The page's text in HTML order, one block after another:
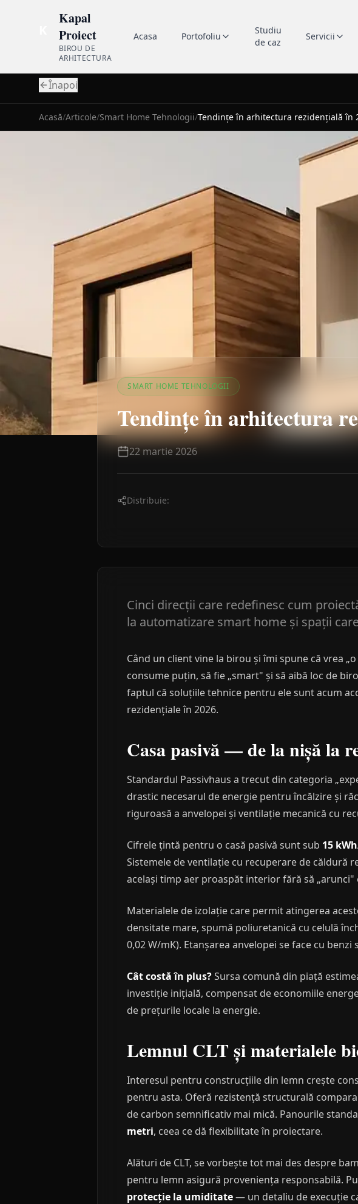
Kapal
Proiect
BIROU DE
ARHITECTURA
Acasa Portofoliu
Studiu
de caz
Servicii
Înapoi
Acasă/Articole/Smart Home Tehnologii/Tendințe în arhitectura rezidențială în
SMART HOME TEHNOLOGII
Tendințe în arhitectura
22 martie 2026
Distribuie:
Cinci direcții care redefinesc cum
la automatizare smart home și spații
Când un client vine la birou și îmi spune că vrea
consume puțin, să fie „smart" și să aibă loc de
faptul că soluțiile tehnice pentru ele sunt acum
rezidențiale în 2026.
Casa pasivă — de la nișă la
Standardul Passivhaus a trecut din categoria
drastic necesarul de energie pentru încălzire și
riguroasă a anvelopei și ventilație mecanică cu
Cifrele țintă pentru o casă pasivă sunt sub 15
Sistemele de ventilație cu recuperare de căldură
același timp aer proaspăt interior fără să „arunci"
Materialele de izolație care permit atingerea
densitate mare, spumă poliuretanică cu celulă
0,02 W/mK). Etanșarea anvelopei se face cu
Cât costă în plus?Sursa comună din piață
investiție inițială, compensat de economiile
de prețurile locale la energie.
Lemnul CLT și materialele
Interesul pentru construcțiile din lemn crește
pentru asta. Oferă rezistență structurală
de carbon semnificativ mai mică. Panourile
metri, ceea ce dă flexibilitate în proiectare.
Alături de CLT, se vorbește tot mai des despre
pentru lemn asigură proveniența responsabilă.
protecție la umiditate— un detaliu de execuție